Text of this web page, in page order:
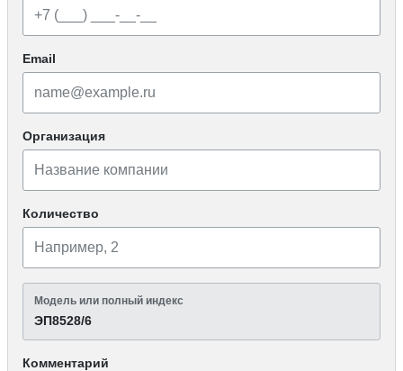
Email
Организация
Количество
Модель или полный индекс
ЭП8528/6
Комментарий